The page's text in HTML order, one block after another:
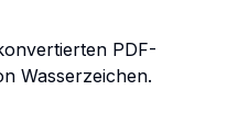
PDF-
Wasserzeichen.